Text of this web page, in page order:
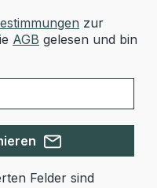
zur
AGB gelesen und bin
Felder sind